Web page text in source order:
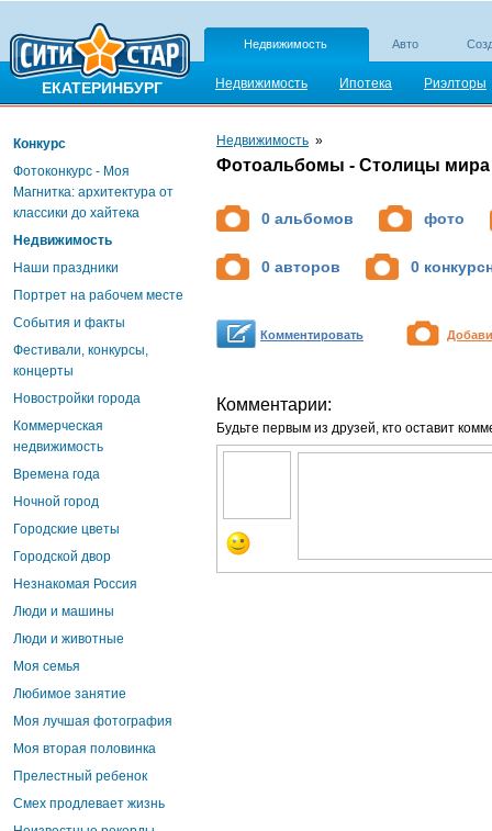
ЕКАТЕРИНБУРГ
Недвижимость Авто
Недвижимость Ипотека Риэлторы
Конкурс
Фотоконкурс - Моя
Магнитка: архитектура от
классики до хайтека
Недвижимость
Наши праздники
Портрет на рабочем месте
События и факты
Фестивали, конкурсы,
концерты
Новостройки города
Коммерческая
недвижимость
Времена года
Ночной город
Городские цветы
Городской двор
Незнакомая Россия
Люди и машины
Люди и животные
Моя семья
Любимое занятие
Моя лучшая фотография
Моя вторая половинка
Прелестный ребенок
Смех продлевает жизнь
Недвижимость »
Фотоальбомы - Столицы мира
0 альбомов фото
0 авторов 0
Комментировать
Комментарии:
Будьте первым из друзей, кто оставит